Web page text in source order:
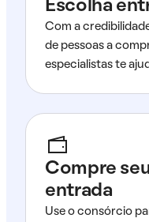
Escolha
Com a
de pessoas a
especialistas te
Compre
entrada
Use o consórcio